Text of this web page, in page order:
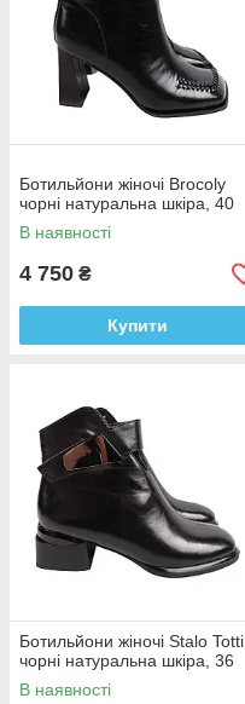
Ботильйони жіночі Brocoly
чорні натуральна шкіра, 40
В наявності
4 750 ₴
Купити
Ботильйони жіночі Stalo Totti
чорні натуральна шкіра, 36
В наявності